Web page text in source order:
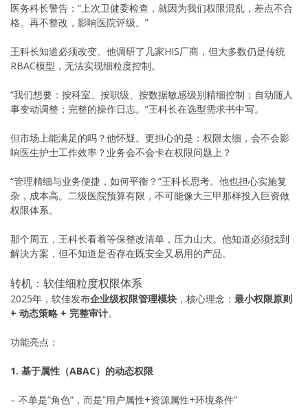
医务科长警告：”上次卫健委检查，就因为我们权限混乱，差点不合
格。再不整改，影响医院评级。”
王科长知道必须改变。他调研了几家HIS厂商，但大多数仍是传统
RBAC模型，无法实现细粒度控制。
“我们想要：按科室、按职级、按数据敏感级别精细控制；自动随人
事变动调整；完整的操作日志。”王科长在选型需求书中写。
但市场上能满足的吗？他怀疑。更担心的是：权限太细，会不会影
响医生护士工作效率？业务会不会卡在权限问题上？
“管理精细与业务便捷，如何平衡？”王科长思考。他也担心实施复
杂，成本高。二级医院预算有限，不可能像大三甲那样投入巨资做
权限体系。
那个周五，王科长看着等保整改清单，压力山大。他知道必须找到
解决方案，但不知道是否存在既安全又易用的产品。
转机：软佳细粒度权限体系
2025年，软佳发布企业级权限管理模块 ，核心理念： 最小权限原则
+ 动态策略 + 完整审计。
功能亮点：
1. 基于属性（ABAC）的动态权限
– 不单是”角色”，而是”用户属性+资源属性+环境条件”